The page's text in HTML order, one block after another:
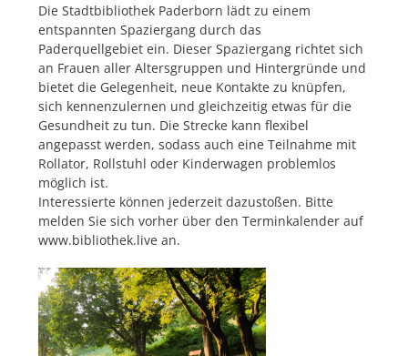
Die Stadtbibliothek Paderborn lädt zu einem
entspannten Spaziergang durch das
Paderquellgebiet ein. Dieser Spaziergang richtet sich
an Frauen aller Altersgruppen und Hintergründe und
bietet die Gelegenheit, neue Kontakte zu knüpfen,
sich kennenzulernen und gleichzeitig etwas für die
Gesundheit zu tun. Die Strecke kann flexibel
angepasst werden, sodass auch eine Teilnahme mit
Rollator, Rollstuhl oder Kinderwagen problemlos
möglich ist.
Interessierte können jederzeit dazustoßen. Bitte
melden Sie sich vorher über den Terminkalender auf
www.bibliothek.live an.